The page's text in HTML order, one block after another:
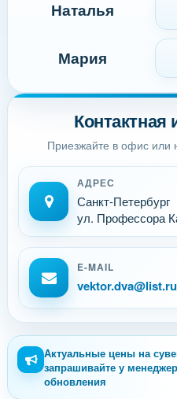
Приезжайте в офис
АДРЕС
Санкт-Петербург
ул. Профессора
E-MAIL
vektor.dva@list.ru
Наталья
Мария
Актуальные цены на
запрашивайте у
обновления